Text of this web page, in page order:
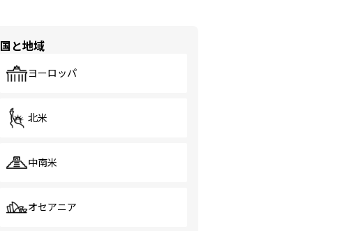
国と地域
ヨーロッパ
北米
中南米
オセアニア